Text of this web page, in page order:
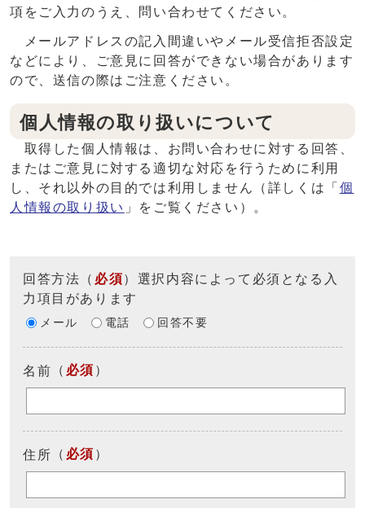
項をご入力のうえ、問い合わせてください。
メールアドレスの記入間違いやメール受信拒否設定
などにより、ご意見に回答ができない場合があります
ので、送信の際はご注意ください。
個人情報の取り扱いについて
取得した個人情報は、お問い合わせに対する回答、
またはご意見に対する適切な対応を行うために利用
し、それ以外の目的では利用しません（詳しくは「 個
人情報の取り扱い 」をご覧ください）。
回答方法 （ 必須）選択内容によって必須となる入
力項目があります
メール 電話 回答不要
名前 （ 必須 ）
住所 （ 必須 ）